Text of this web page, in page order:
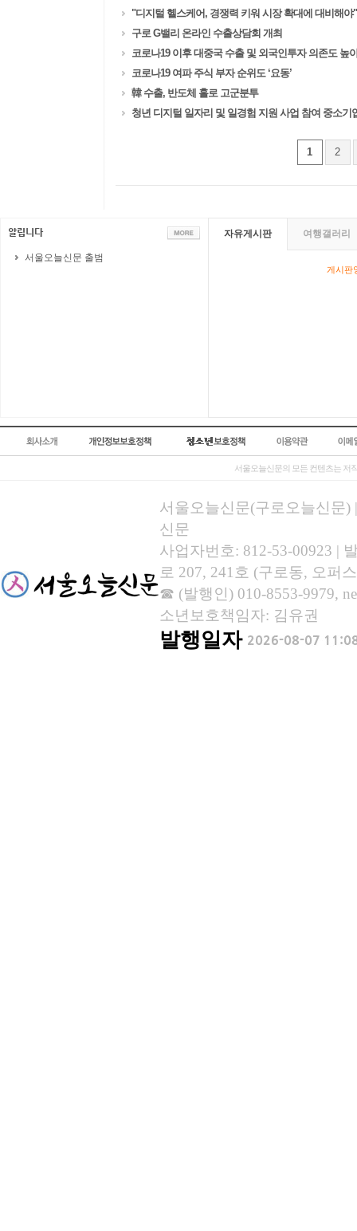
"디지털 헬스케어, 경쟁력 키워 시장 확대에 대비해야"
구로 G밸리 온라인 수출상담회 개최
코로나19 이후 대중국 수출 및 외국인투자 의존도 높
코로나19 여파 주식 부자 순위도 ‘요동’
韓 수출, 반도체 홀로 고군분투
청년 디지털 일자리 및 일경험 지원 사업 참여 중소기
1 2
서울오늘신문 출범
자유게시판 여행갤러리
게시판
서울오늘신문의 모든 컨텐츠는 저
서울오늘신문(구로오늘신문)
신문
사업자번호: 812-53-00923 |
로 207, 241호 (구로동, 오퍼
☎ (발행인) 010-8553-9979,
소년보호책임자: 김유권
발행일자